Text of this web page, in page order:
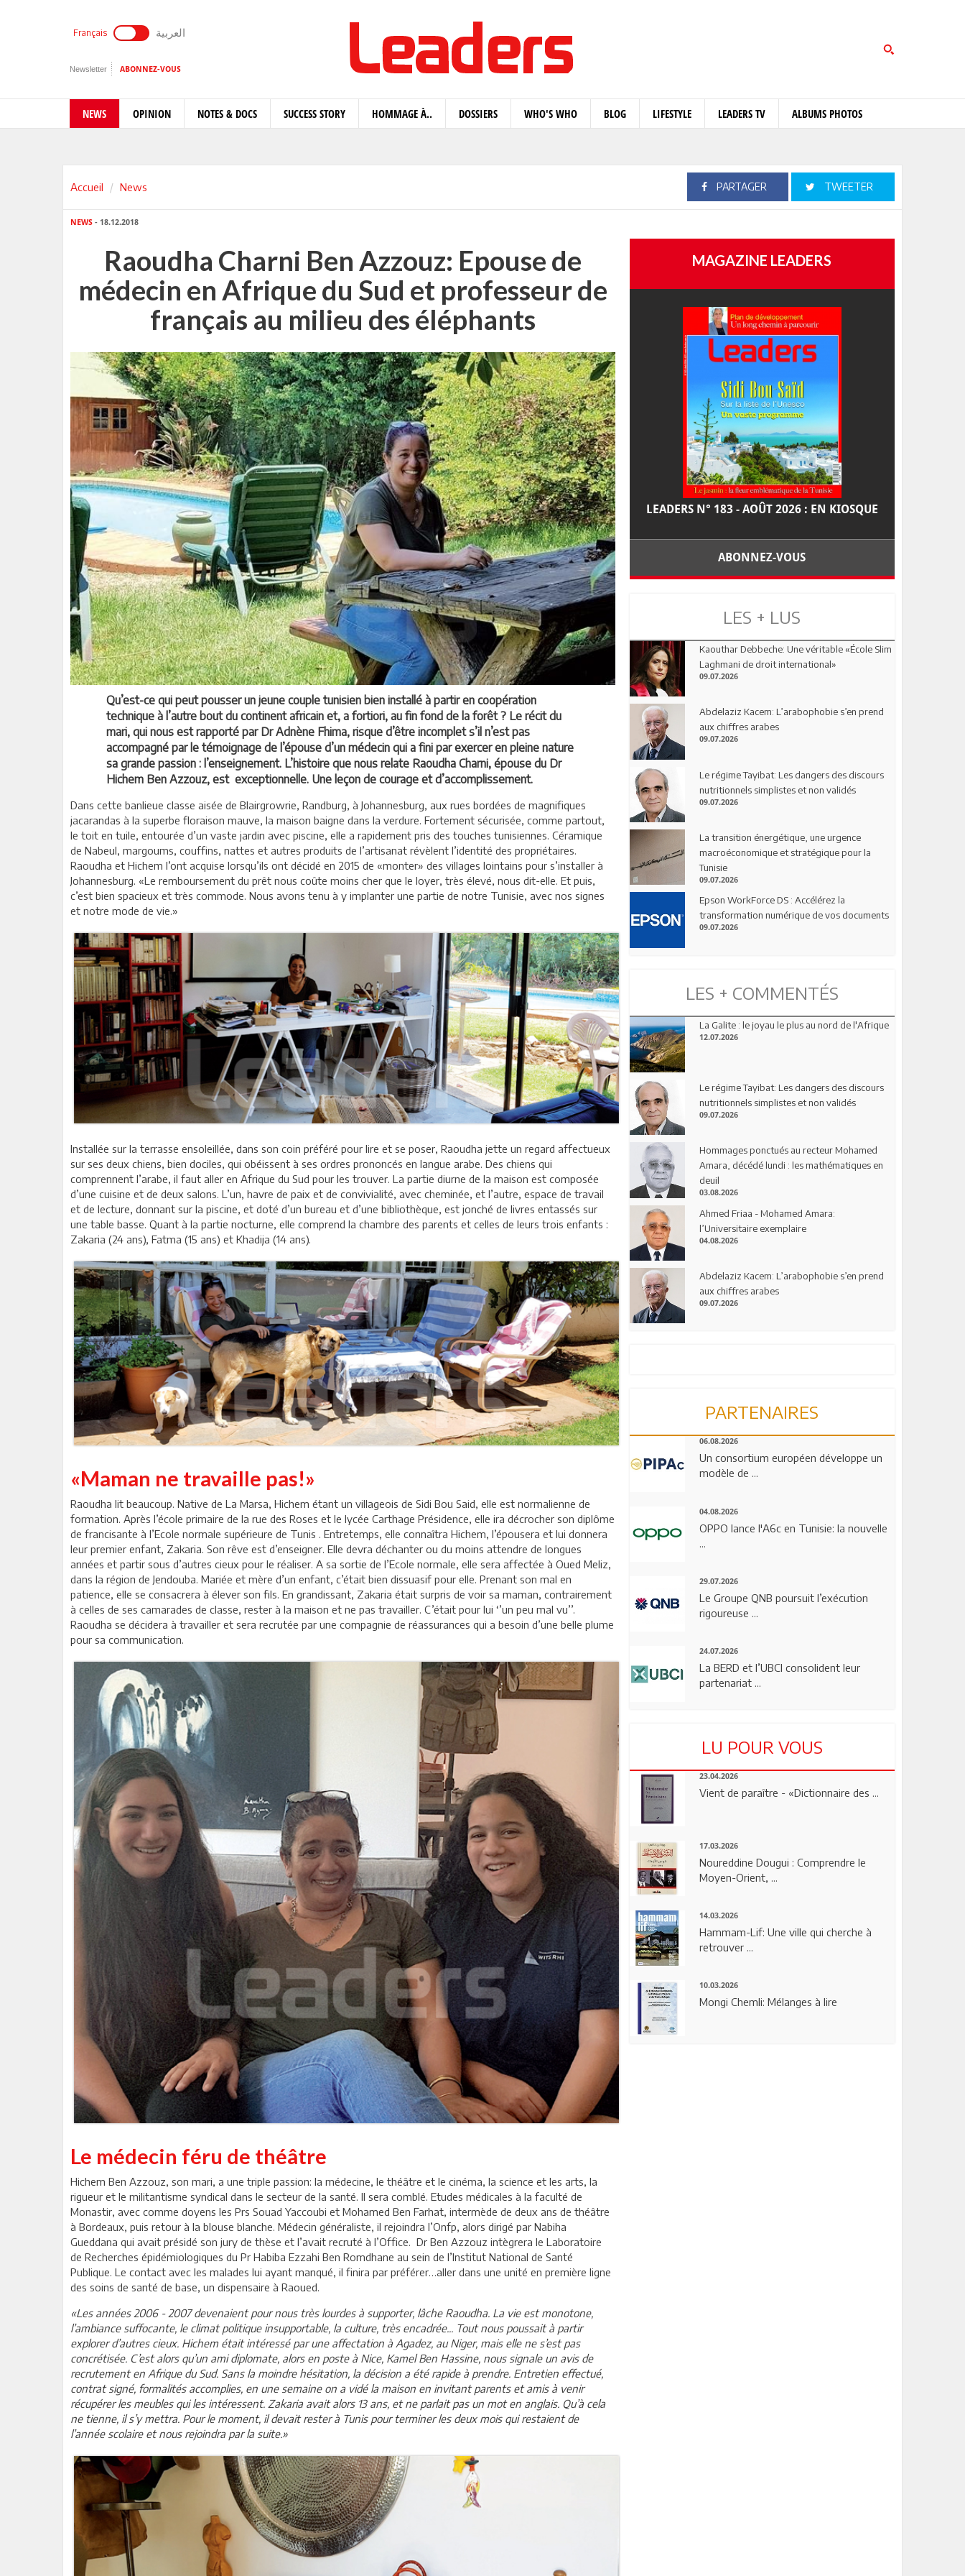
Français العربية
Newsletter ABONNEZ-VOUS
NEWS OPINION NOTES & DOCS SUCCESS STORY HOMMAGE À.. DOSSIERS WHO'S WHO BLOG LIFESTYLE LEADERS TV ALBUMS PHOTOS
Accueil News PARTAGER TWEETER
NEWS - 18.12.2018
Raoudha Charni Ben Azzouz: Epouse de
médecin en Afrique du Sud et professeur de
français au milieu des éléphants
Qu’est-ce qui peut pousser un jeune couple tunisien bien installé à partir en coopération
technique à l’autre bout du continent africain et, a fortiori, au fin fond de la forêt ? Le récit du
mari, qui nous est rapporté par Dr Adnène Fhima, risque d’être incomplet s’il n’est pas
accompagné par le témoignage de l’épouse d’un médecin qui a fini par exercer en pleine nature
sa grande passion : l’enseignement. L’histoire que nous relate Raoudha Charni, épouse du Dr
Hichem Ben Azzouz, est exceptionnelle. Une leçon de courage et d’accomplissement.
Dans cette banlieue classe aisée de Blairgrowrie, Randburg, à Johannesburg, aux rues bordées de magnifiques
jacarandas à la superbe floraison mauve, la maison baigne dans la verdure. Fortement sécurisée, comme partout,
le toit en tuile, entourée d’un vaste jardin avec piscine, elle a rapidement pris des touches tunisiennes. Céramique
de Nabeul, margoums, couffins, nattes et autres produits de l’artisanat révèlent l’identité des propriétaires.
Raoudha et Hichem l’ont acquise lorsqu’ils ont décidé en 2015 de «monter» des villages lointains pour s’installer à
Johannesburg. «Le remboursement du prêt nous coûte moins cher que le loyer, très élevé, nous dit-elle. Et puis,
c’est bien spacieux et très commode. Nous avons tenu à y implanter une partie de notre Tunisie, avec nos signes
et notre mode de vie.»
Installée sur la terrasse ensoleillée, dans son coin préféré pour lire et se poser, Raoudha jette un regard affectueux
sur ses deux chiens, bien dociles, qui obéissent à ses ordres prononcés en langue arabe. Des chiens qui
comprennent l’arabe, il faut aller en Afrique du Sud pour les trouver. La partie diurne de la maison est composée
d’une cuisine et de deux salons. L’un, havre de paix et de convivialité, avec cheminée, et l’autre, espace de travail
et de lecture, donnant sur la piscine, et doté d’un bureau et d’une bibliothèque, est jonché de livres entassés sur
une table basse. Quant à la partie nocturne, elle comprend la chambre des parents et celles de leurs trois enfants :
Zakaria (24 ans), Fatma (15 ans) et Khadija (14 ans).
«Maman ne travaille pas!»
Raoudha lit beaucoup. Native de La Marsa, Hichem étant un villageois de Sidi Bou Said, elle est normalienne de
formation. Après l’école primaire de la rue des Roses et le lycée Carthage Présidence, elle ira décrocher son diplôme
de francisante à l’Ecole normale supérieure de Tunis . Entretemps, elle connaîtra Hichem, l’épousera et lui donnera
leur premier enfant, Zakaria. Son rêve est d’enseigner. Elle devra déchanter ou du moins attendre de longues
années et partir sous d’autres cieux pour le réaliser. A sa sortie de l’Ecole normale, elle sera affectée à Oued Meliz,
dans la région de Jendouba. Mariée et mère d’un enfant, c’était bien dissuasif pour elle. Prenant son mal en
patience, elle se consacrera à élever son fils. En grandissant, Zakaria était surpris de voir sa maman, contrairement
à celles de ses camarades de classe, rester à la maison et ne pas travailler. C’était pour lui ‘’un peu mal vu’’.
Raoudha se décidera à travailler et sera recrutée par une compagnie de réassurances qui a besoin d’une belle plume
pour sa communication.
Le médecin féru de théâtre
Hichem Ben Azzouz, son mari, a une triple passion: la médecine, le théâtre et le cinéma, la science et les arts, la
rigueur et le militantisme syndical dans le secteur de la santé. Il sera comblé. Etudes médicales à la faculté de
Monastir, avec comme doyens les Prs Souad Yaccoubi et Mohamed Ben Farhat, intermède de deux ans de théâtre
à Bordeaux, puis retour à la blouse blanche. Médecin généraliste, il rejoindra l’Onfp, alors dirigé par Nabiha
Gueddana qui avait présidé son jury de thèse et l’avait recruté à l’Office. Dr Ben Azzouz intègrera le Laboratoire
de Recherches épidémiologiques du Pr Habiba Ezzahi Ben Romdhane au sein de l’Institut National de Santé
Publique. Le contact avec les malades lui ayant manqué, il finira par préférer…aller dans une unité en première ligne
des soins de santé de base, un dispensaire à Raoued.
«Les années 2006 - 2007 devenaient pour nous très lourdes à supporter, lâche Raoudha. La vie est monotone,
l’ambiance suffocante, le climat politique insupportable, la culture, très encadrée... Tout nous poussait à partir
explorer d’autres cieux. Hichem était intéressé par une affectation à Agadez, au Niger, mais elle ne s’est pas
concrétisée. C’est alors qu’un ami diplomate, alors en poste à Nice, Kamel Ben Hassine, nous signale un avis de
recrutement en Afrique du Sud. Sans la moindre hésitation, la décision a été rapide à prendre. Entretien effectué,
contrat signé, formalités accomplies, en une semaine on a vidé la maison en invitant parents et amis à venir
récupérer les meubles qui les intéressent. Zakaria avait alors 13 ans, et ne parlait pas un mot en anglais. Qu’à cela
ne tienne, il s’y mettra. Pour le moment, il devait rester à Tunis pour terminer les deux mois qui restaient de
l’année scolaire et nous rejoindra par la suite.»
MAGAZINE LEADERS
LEADERS N° 183 - AOÛT 2026 : EN KIOSQUE
ABONNEZ-VOUS
LES + LUS
Kaouthar Debbeche: Une véritable «École Slim
Laghmani de droit international»
09.07.2026
Abdelaziz Kacem: L’arabophobie s’en prend
aux chiffres arabes
09.07.2026
Le régime Tayibat: Les dangers des discours
nutritionnels simplistes et non validés
09.07.2026
La transition énergétique, une urgence
macroéconomique et stratégique pour la
Tunisie
09.07.2026
Epson WorkForce DS : Accélérez la
transformation numérique de vos documents
09.07.2026
LES + COMMENTÉS
La Galite : le joyau le plus au nord de l'Afrique
12.07.2026
Le régime Tayibat: Les dangers des discours
nutritionnels simplistes et non validés
09.07.2026
Hommages ponctués au recteur Mohamed
Amara, décédé lundi : les mathématiques en
deuil
03.08.2026
Ahmed Friaa - Mohamed Amara:
l’Universitaire exemplaire
04.08.2026
Abdelaziz Kacem: L’arabophobie s’en prend
aux chiffres arabes
09.07.2026
PARTENAIRES
06.08.2026
Un consortium européen développe un
modèle de ...
04.08.2026
OPPO lance l'A6c en Tunisie: la nouvelle
29.07.2026
Le Groupe QNB poursuit l’exécution
rigoureuse ...
24.07.2026
La BERD et l’UBCI consolident leur
partenariat ...
LU POUR VOUS
23.04.2026
Vient de paraître - «Dictionnaire des ...
17.03.2026
Noureddine Dougui : Comprendre le
Moyen-Orient, ...
14.03.2026
Hammam-Lif: Une ville qui cherche à
retrouver ...
10.03.2026
Mongi Chemli: Mélanges à lire